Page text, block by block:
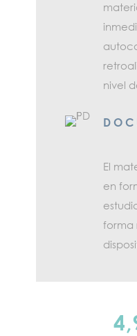
nivel
El
en
forma